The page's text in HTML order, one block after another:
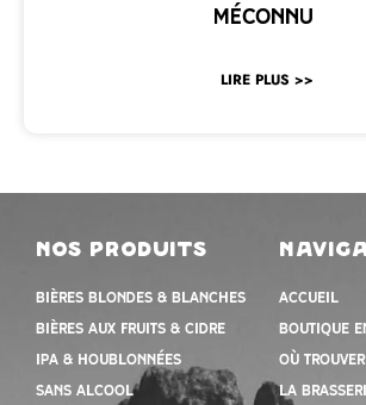
méconnu
LIRE PLUS >>
nos produits
Bières blondes & blanches
Bières aux fruits & cidre
IPA & houblonnées
Sans alcool
Accueil
Boutique
Où
la